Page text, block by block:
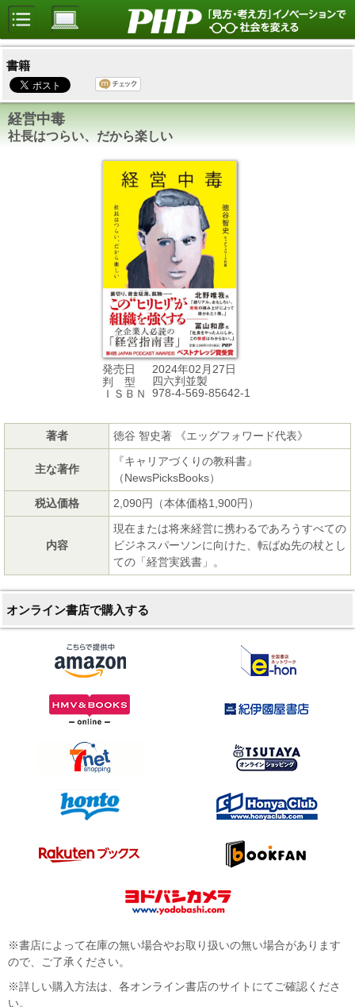
書籍
経営中毒
社長はつらい、だから楽しい
発売日
2024年02月27日
判 型
四六判並製
ＩＳＢＮ
978-4-569-85642-1
著者 徳谷 智史著 《エッグフォワード代表》
主な著作
『キャリアづくりの教科書』
（NewsPicksBooks）
税込価格
2,090円（本体価格1,900円）
内容
現在または将来経営に携わるであろうすべての
ビジネスパーソンに向けた、転ばぬ先の杖とし
ての「経営実践書」。
オンライン書店で購入する
※書店によって在庫の無い場合やお取り扱いの無い場合があります
ので、ご了承ください。
※詳しい購入方法は、各オンライン書店のサイトにてご確認くださ
い。